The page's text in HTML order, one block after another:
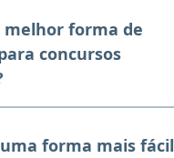
melhor forma de
concursos
forma mais fácil